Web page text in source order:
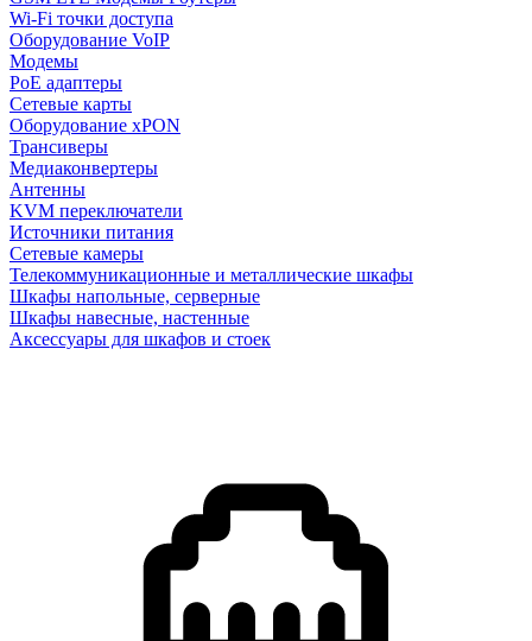
Wi-Fi точки доступа
Оборудование VoIP
Модемы
PoE адаптеры
Сетевые карты
Оборудование xPON
Трансиверы
Медиаконвертеры
Антенны
KVM переключатели
Источники питания
Сетевые камеры
Телекоммуникационные и металлические шкафы
Шкафы напольные, серверные
Шкафы навесные, настенные
Аксессуары для шкафов и стоек